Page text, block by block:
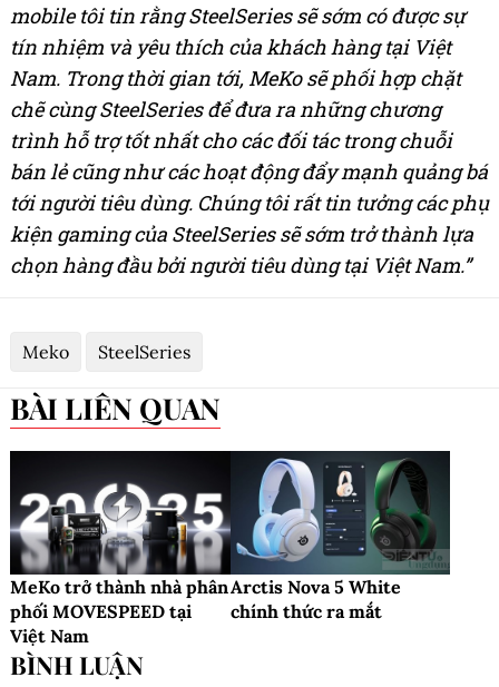
mobile tôi tin rằng SteelSeries sẽ sớm có được sự
tín nhiệm và yêu thích của khách hàng tại Việt
Nam. Trong thời gian tới, MeKo sẽ phối hợp chặt
chẽ cùng SteelSeries để đưa ra những chương
trình hỗ trợ tốt nhất cho các đối tác trong chuỗi
bán lẻ cũng như các hoạt động đẩy mạnh quảng bá
tới người tiêu dùng. Chúng tôi rất tin tưởng các phụ
kiện gaming của SteelSeries sẽ sớm trở thành lựa
chọn hàng đầu bởi người tiêu dùng tại Việt Nam.”
Meko SteelSeries
BÀI LIÊN QUAN
MeKo trở thành nhà phân
phối MOVESPEED tại
Việt Nam
Arctis Nova 5 White
chính thức ra mắt